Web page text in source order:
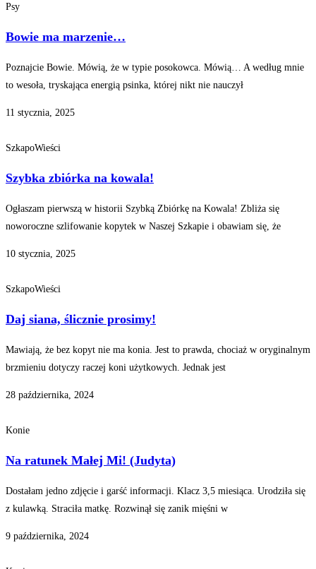
Psy
Bowie ma marzenie…
Poznajcie Bowie. Mówią, że w typie posokowca. Mówią… A według mnie
to wesoła, tryskająca energią psinka, której nikt nie nauczył
11 stycznia, 2025
SzkapoWieści
Szybka zbiórka na kowala!
Ogłaszam pierwszą w historii Szybką Zbiórkę na Kowala! Zbliża się
noworoczne szlifowanie kopytek w Naszej Szkapie i obawiam się, że
10 stycznia, 2025
SzkapoWieści
Daj siana, ślicznie prosimy!
Mawiają, że bez kopyt nie ma konia. Jest to prawda, chociaż w oryginalnym
brzmieniu dotyczy raczej koni użytkowych. Jednak jest
28 października, 2024
Konie
Na ratunek Małej Mi! (Judyta)
Dostałam jedno zdjęcie i garść informacji. Klacz 3,5 miesiąca. Urodziła się
z kulawką. Straciła matkę. Rozwinął się zanik mięśni w
9 października, 2024